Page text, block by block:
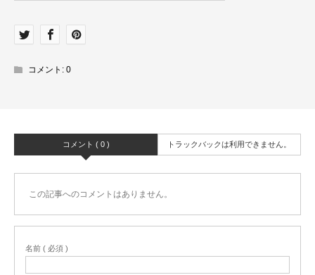
コメント: 0
コメント ( 0 ) トラックバックは利用できません。
この記事へのコメントはありません。
名前 ( 必須 )